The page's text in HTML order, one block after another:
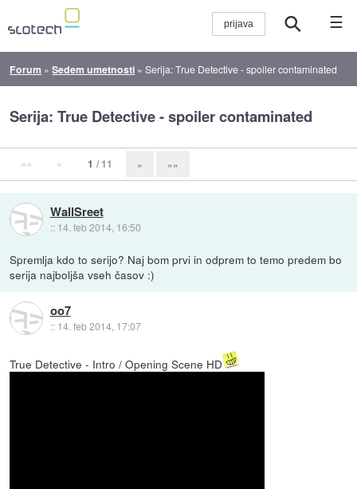
☰
Forum »Sedem umetnosti »Serija: True Detective - spoiler contaminated
Serija: True Detective - spoiler contaminated
«« « 1 / 11 » »»
WallSreet
:: 14. feb 2014, 16:50
Spremlja kdo to serijo? Naj bom prvi in odprem to temo predem bo
serija najboljša vseh časov :)
oo7
:: 14. feb 2014, 17:07
True Detective - Intro / Opening Scene HD